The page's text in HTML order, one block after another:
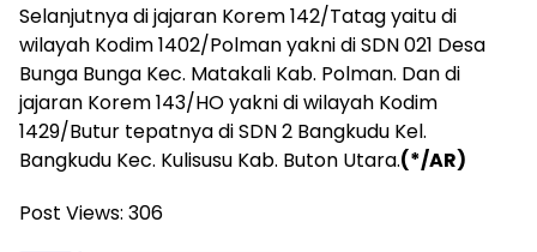
Selanjutnya di jajaran Korem 142/Tatag yaitu di
wilayah Kodim 1402/Polman yakni di SDN 021 Desa
Bunga Bunga Kec. Matakali Kab. Polman. Dan di
jajaran Korem 143/HO yakni di wilayah Kodim
1429/Butur tepatnya di SDN 2 Bangkudu Kel.
Bangkudu Kec. Kulisusu Kab. Buton Utara.(*/AR)
Post Views: 306